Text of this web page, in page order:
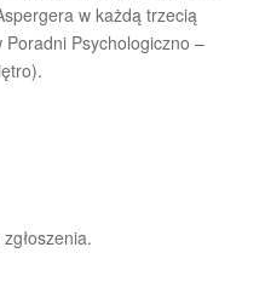
w każdą trzecią
Psychologiczno –